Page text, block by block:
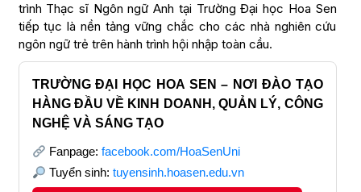
trình Thạc sĩ Ngôn ngữ Anh tại Trường Đại học Hoa Sen
tiếp tục là nền tảng vững chắc cho các nhà nghiên cứu
ngôn ngữ trẻ trên hành trình hội nhập toàn cầu.
TRƯỜNG ĐẠI HỌC HOA SEN – NƠI ĐÀO TẠO
HÀNG ĐẦU VỀ KINH DOANH, QUẢN LÝ, CÔNG
NGHỆ VÀ SÁNG TẠO
Fanpage: facebook.com/HoaSenUni
Tuyển sinh: tuyensinh.hoasen.edu.vn